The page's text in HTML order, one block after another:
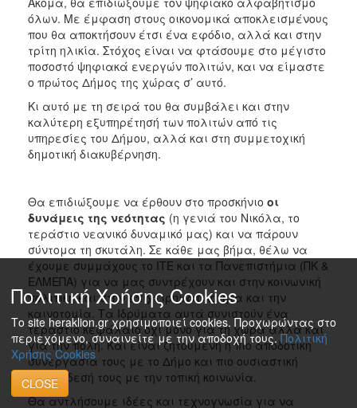
όλων. Με έμφαση στους οικονομικά αποκλεισμένους
που θα αποκτήσουν έτσι ένα εφόδιο, αλλά και στην
τρίτη ηλικία. Στόχος είναι να φτάσουμε στο μέγιστο
ποσοστό ψηφιακά ενεργών πολιτών, και να είμαστε
ο πρώτος Δήμος της χώρας σ’ αυτό.
Κι αυτό με τη σειρά του θα συμβάλει και στην
καλύτερη εξυπηρέτησή των πολιτών από τις
υπηρεσίες του Δήμου, αλλά και στη συμμετοχική
δημοτική διακυβέρνηση.
Θα επιδιώξουμε να έρθουν στο προσκήνιο οι
δυνάμεις της νεότητας (η γενιά του Νικόλα, το
τεράστιο νεανικό δυναμικό μας) και να πάρουν
σύντομα τη σκυτάλη. Σε κάθε μας βήμα, θέλω να
έχουμε συμμάχους το ΙΤΕ και τα Πανεπιστήμια (ΠΚ &
ΕΛΜΕΠΑ) για να μας συντρέχουν και στην κοινωνική
πολιτική και στην επιχειρηματικότητα και την
καινοτομία. Τα Ιδρύματα αυτά συνιστούν ένα
τεράστιο κεφάλαιο όχι μόνο για τη χώρα αλλά και
για την πόλη. Και είναι ζητούμενη η πιο αποδοτική
συνεργασία τους με το Δήμο και πιο ουσιαστική
διασύνδεσή τους με την τοπική κοινωνία.
Θα αντλήσουμε ιδέες και τεχνογνωσία για να
Πολιτική Χρήσης Cookies
Το site heraklion.gr χρησιμοποιεί cookies. Προχωρώντας στο
περιεχόμενο, συναινείτε με την αποδοχή τους.Πολιτική
Χρήσης Cookies
CLOSE